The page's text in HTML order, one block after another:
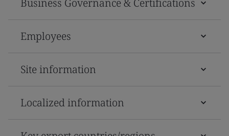
Employees
Site information
Localized information